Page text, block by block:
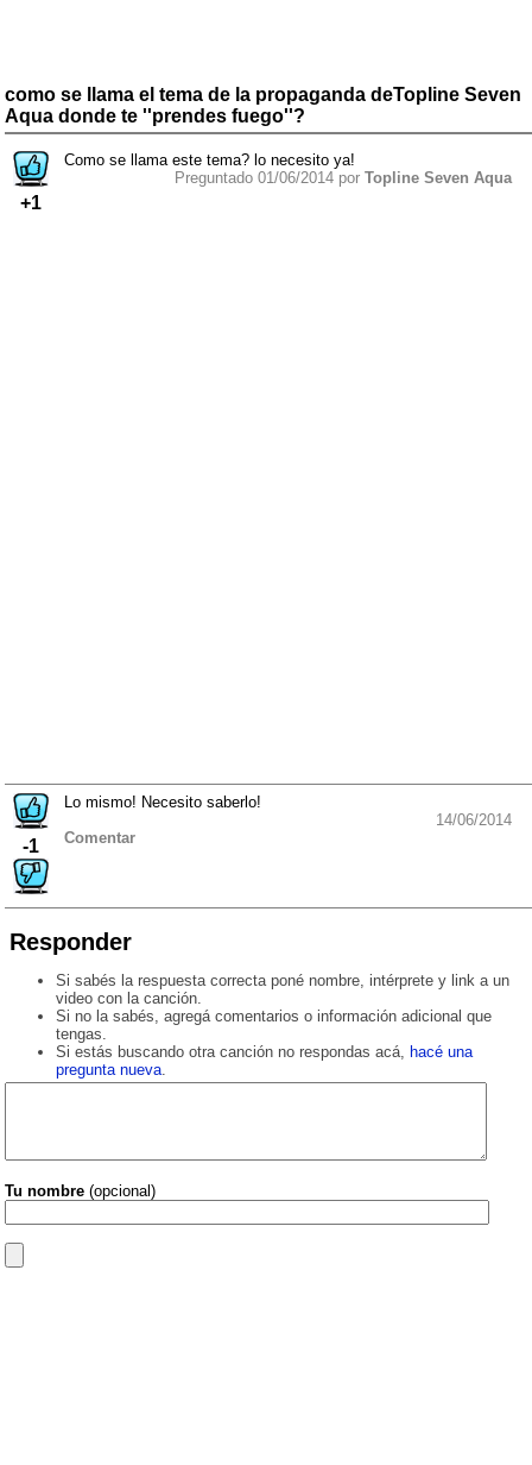
como se llama el tema de la propaganda deTopline Seven
Aqua donde te ''prendes fuego''?
+1
Como se llama este tema? lo necesito ya!
Preguntado 01/06/2014 por Topline Seven Aqua
-1
Lo mismo! Necesito saberlo!
14/06/2014
Comentar
Responder
Si sabés la respuesta correcta poné nombre, intérprete y link a un
video con la canción.
Si no la sabés, agregá comentarios o información adicional que
tengas.
Si estás buscando otra canción no respondas acá, hacé una
pregunta nueva.
Tu nombre (opcional)